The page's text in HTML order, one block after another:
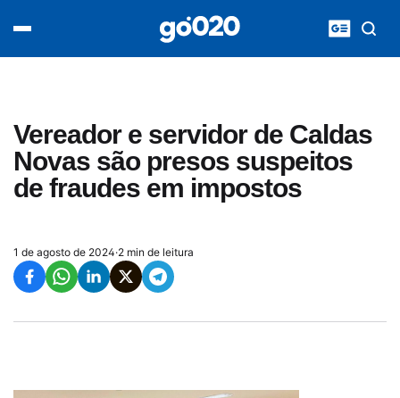
Vereador e servidor de Caldas
Novas são presos suspeitos
de fraudes em impostos
1 de agosto de 2024·2 min de leitura
acontece agora
entretenimento
vídeos
pod020